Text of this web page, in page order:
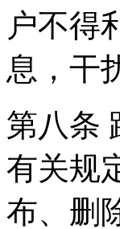
户不得
息，干
第八条
有关规
布、删